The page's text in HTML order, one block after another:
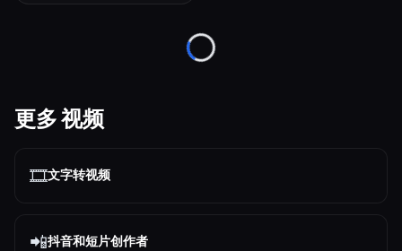
Loading...
更多 视频
🎞️文字转视频
📲抖音和短片创作者